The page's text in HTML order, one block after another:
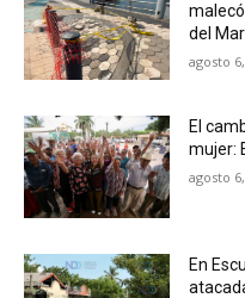
del Mar
agosto
El
mujer:
agosto
En